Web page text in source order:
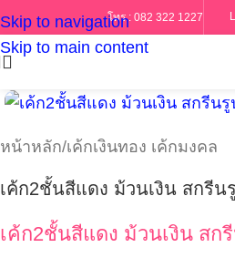
Skip to navigation
Skip to main content
โทร : 082 322 1227
หน้าหลัก/เค้กเงินทอง เค้กมงคล
เค้ก2ชั้นสีแดง ม้วนเงิน สกรีน
เค้ก2ชั้นสีแดง ม้วนเงิน สก